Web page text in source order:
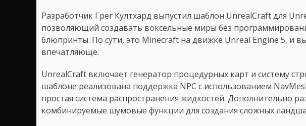
Разработчик Грег Култхард выпустил шаблон UnrealCraft для
позволяющий создавать воксельные миры без
блюпринты. По сути, это Minecraft на движке Unreal Engine 5, и
впечатляюще.
UnrealCraft включает генератор процедурных карт и систему
шаблоне реализована поддержка NPC с использованием
простая система распространения жидкостей. Дополнительно
комбинируемые шумовые функции для создания сложных